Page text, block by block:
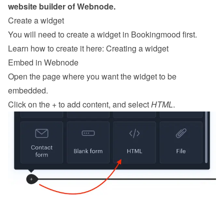
website builder of Webnode.
Create a widget
You will need to create a widget in Bookingmood first.
Learn how to create it here: Creating a widget
Embed in Webnode
Open the page where you want the widget to be
embedded.
Click on the + to add content, and select HTML.